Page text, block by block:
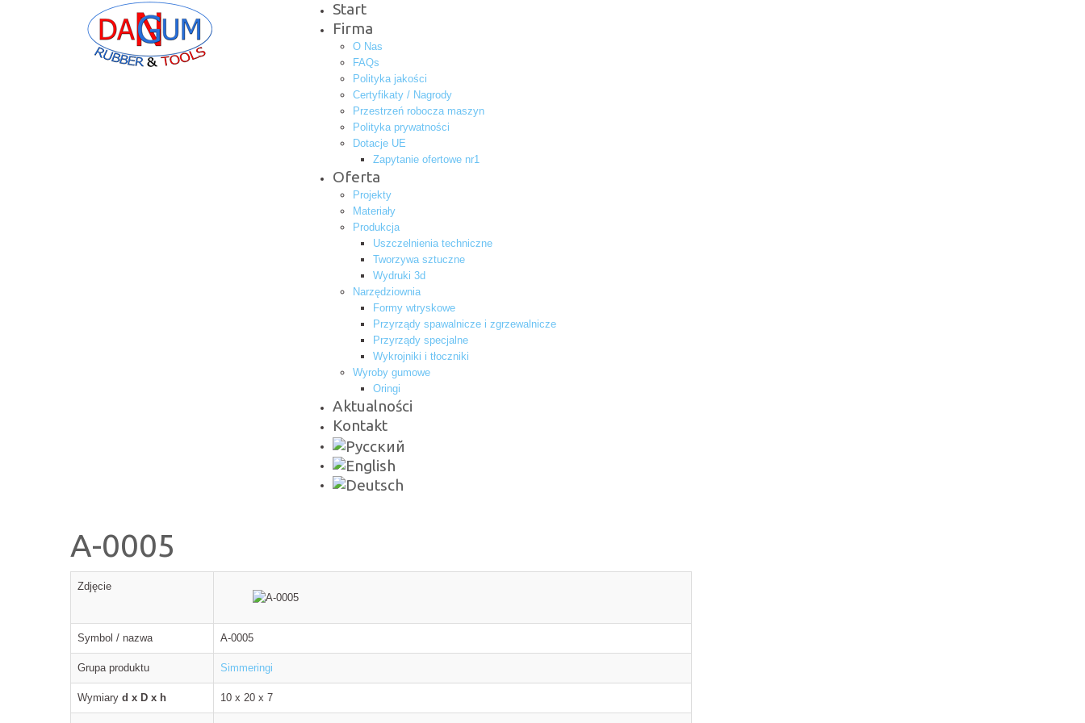
Start
Firma
O Nas
FAQs
Polityka jakości
Certyfikaty / Nagrody
Przestrzeń robocza maszyn
Polityka prywatności
Dotacje UE
Zapytanie ofertowe nr1
Oferta
Projekty
Materiały
Produkcja
Uszczelnienia techniczne
Tworzywa sztuczne
Wydruki 3d
Narzędziownia
Formy wtryskowe
Przyrządy spawalnicze i zgrzewalnicze
Przyrządy specjalne
Wykrojniki i tłoczniki
Wyroby gumowe
Oringi
Aktualności
Kontakt
A-0005
Zdjęcie
Symbol / nazwa A-0005
Grupa produktu Simmeringi
Wymiary d x D x h 10 x 20 x 7